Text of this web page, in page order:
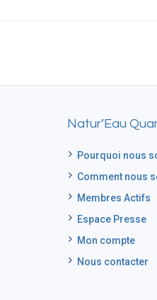
Natur’Eau
Pourquoi nous
Comment nous
Membres Actifs
Espace Presse
Mon compte
Nous contacter